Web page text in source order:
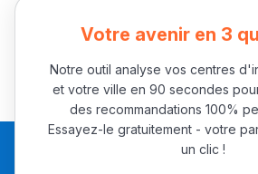
+ de 78
+ de 89
Votre avenir en 3
Notre outil analyse vos centres
et votre ville en 90 secondes
des recommandations 100%
Essayez-le gratuitement - votre
un clic !